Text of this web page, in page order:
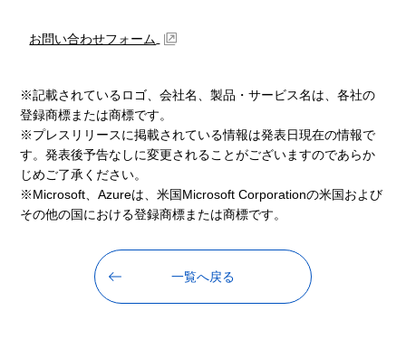
お問い合わせフォーム
※記載されているロゴ、会社名、製品・サービス名は、各社の
登録商標または商標です。
※プレスリリースに掲載されている情報は発表日現在の情報で
す。発表後予告なしに変更されることがございますのであらか
じめご了承ください。
※Microsoft、Azureは、米国Microsoft Corporationの米国および
その他の国における登録商標または商標です。
一覧へ戻る